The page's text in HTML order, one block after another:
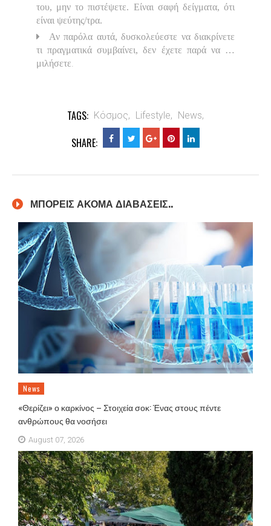
του, μην το πιστέψετε. Είναι σαφή δείγματα, ότι
είναι ψεύτης/τρα.
Αν παρόλα αυτά, δυσκολεύεστε να διακρίνετε
τι πραγματικά συμβαίνει, δεν έχετε παρά να …
μιλήσετε.
TAGS: Κόσμος, Lifestyle, News,
SHARE:
ΜΠΟΡΕΙΣ ΑΚΟΜΑ ΔΙΑΒΑΣΕΙΣ..
News
«Θερίζει» ο καρκίνος – Στοιχεία σοκ: Ένας στους πέντε
ανθρώπους θα νοσήσει
August 07, 2026